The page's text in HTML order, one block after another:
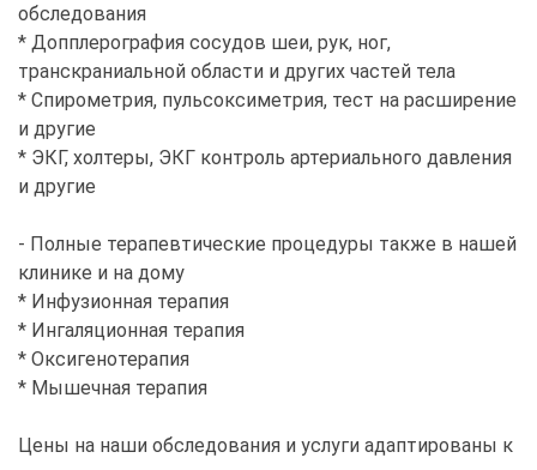
обследования
* Допплерография сосудов шеи, рук, ног,
транскраниальной области и других частей тела
* Спирометрия, пульсоксиметрия, тест на расширение
и другие
* ЭКГ, холтеры, ЭКГ контроль артериального давления
и другие
- Полные терапевтические процедуры также в нашей
клинике и на дому
* Инфузионная терапия
* Ингаляционная терапия
* Оксигенотерапия
* Мышечная терапия
Цены на наши обследования и услуги адаптированы к